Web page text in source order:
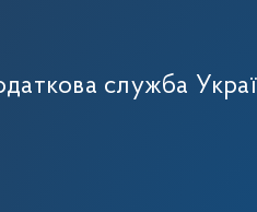
служба